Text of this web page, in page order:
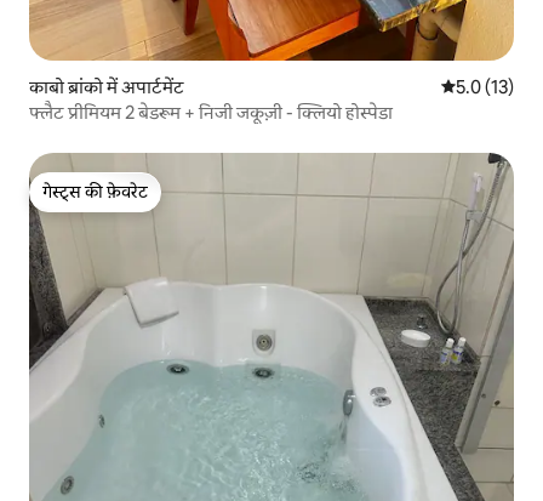
काबो ब्रांको में अपार्टमेंट औसत रेटिंग 5
5.0 (13)
फ्लैट प्रीमियम 2 बेडरूम + निजी जकूज़ी - क्लियो होस्पेडा
गेस्ट्स की फ़ेवरेट
गेस्ट्स की फ़ेवरेट